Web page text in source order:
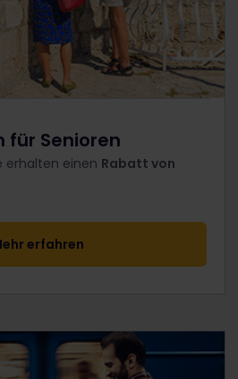
für Senioren
erhalten einen Rabatt von
erfahren